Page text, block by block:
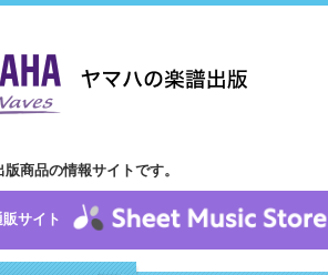
商品の情報サイトです。
サイト